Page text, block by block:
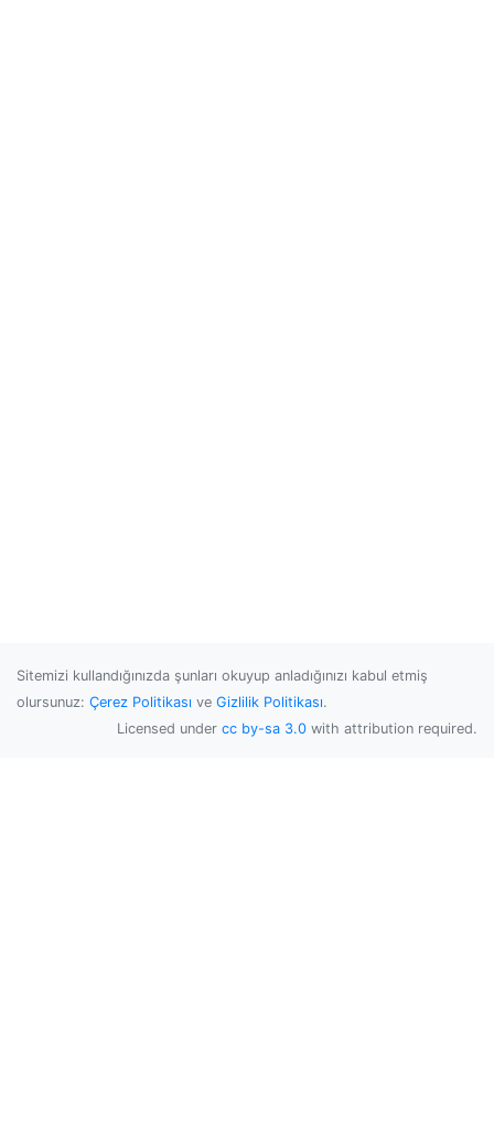
Sitemizi kullandığınızda şunları okuyup anladığınızı kabul etmiş
olursunuz: Çerez Politikası ve Gizlilik Politikası.
Licensed under cc by-sa 3.0 with attribution required.